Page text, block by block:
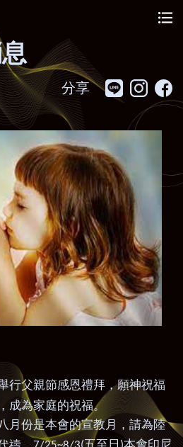
分享
行父親節感恩禮拜，願神祝福
成為家庭的祝福。
月份是本會的宣教月，請為陸
禱， 五至日 本會印尼